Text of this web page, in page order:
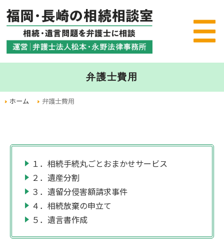
弁護士費用
ホーム 弁護士費用
１．相続手続丸ごとおまかせサービス
２．遺産分割
３．遺留分侵害額請求事件
４．相続放棄の申立て
５．遺言書作成